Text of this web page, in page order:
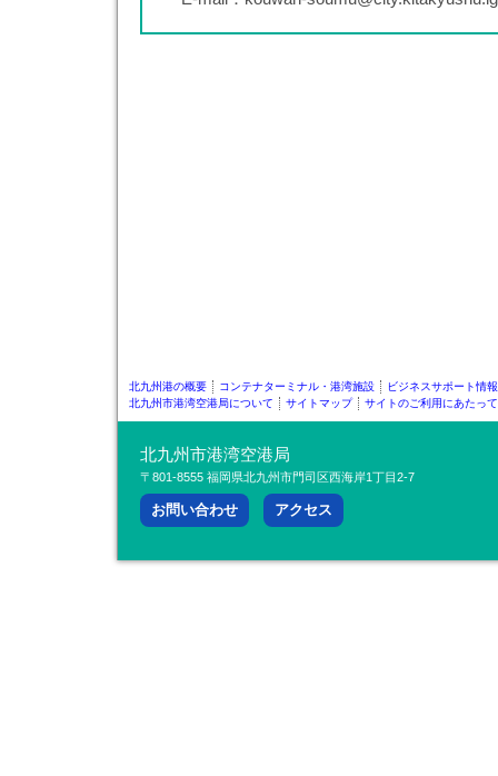
北九州港の概要 コンテナターミナル・港湾施設
ビジネスサポート情報
北九州市港湾空港局について
サイトマップ サイトのご利用にあたっ
北九州市港湾空港局
〒801-8555 福岡県北九州市門司区西海岸1丁目2-7
お問い合わせ アクセス